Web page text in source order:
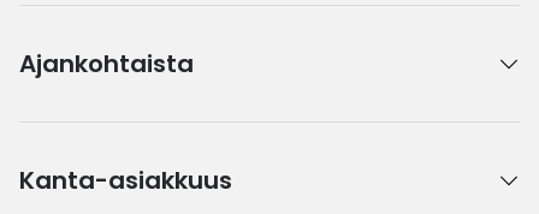
Ajankohtaista
Kanta-asiakkuus